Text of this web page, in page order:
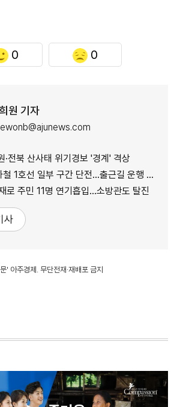
0 0
원 기자
·전북 산사태 위기경보 '경계' 격상
1호선 일부 구간 단전…출근길 운행 지연
로 주민 11명 연기흡입…소방관도 탈진
사
아주경제. 무단전재·재배포 금지